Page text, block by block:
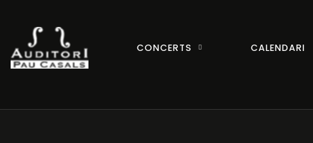
CONCERTS CALENDARI